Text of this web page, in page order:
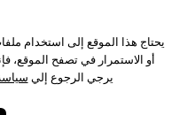
يحتاج هذا الموقع إلى استخدام
أو الاستمرار في تصفح الموقع،
يرجي الرجوع إلي
Co., Ltd. All rights reserved.‎
بيان الخصوصية
الكوكيز